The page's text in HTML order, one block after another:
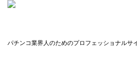
パチンコ業界人のためのプロフェッショナルサ